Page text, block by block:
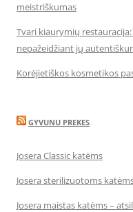
meistriškumas
Tvari kiaurymių
nepažeidžiant jų
Korėjietiškos kosmetikos
GYVUNU PREKES
Josera Classic katėms
Josera sterilizuotoms
Josera maistas katėms –